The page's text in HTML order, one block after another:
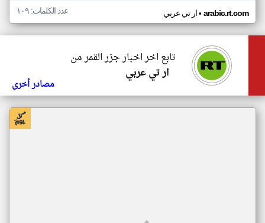
ار تي عربي• arabic.rt.com عدد الكلمات: ١٠٩
تابع اخر اخبار جزر القمر من
ار تي عربي
مصادر أخرى